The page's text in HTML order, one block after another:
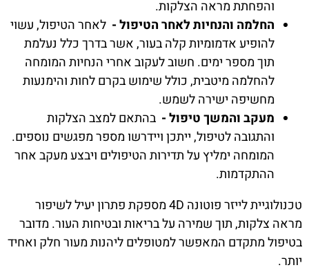
והפחתת מראה הצלקות.
החלמה והנחיות לאחר הטיפול - לאחר הטיפול, עשוי
להופיע אדמומיות קלה בעור, אשר בדרך כלל נעלמת
תוך מספר ימים. חשוב לעקוב אחרי הנחיות המומחה
להחלמה מיטבית, כולל שימוש בקרם לחות והימנעות
מחשיפה ישירה לשמש.
מעקב והמשך טיפול - בהתאם למצב הצלקות
והתגובה לטיפול, ייתכן ויידרשו מספר מפגשים נוספים.
המומחה ימליץ על תדירות הטיפולים ויבצע מעקב אחר
ההתקדמות.
טכנולוגיית לייזר פוטונה 4D מספקת פתרון יעיל לשיפור
מראה צלקות, תוך שמירה על בריאות ובטיחות העור. מדובר
בטיפול מתקדם המאפשר למטופלים ליהנות מעור חלק ואחיד
יותר.